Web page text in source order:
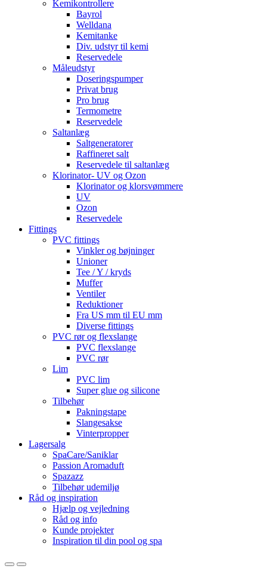
Kemikontrollere
Bayrol
Welldana
Kemitanke
Div. udstyr til kemi
Reservedele
Måleudstyr
Doseringspumper
Privat brug
Pro brug
Termometre
Reservedele
Saltanlæg
Saltgeneratorer
Raffineret salt
Reservedele til saltanlæg
Klorinator- UV og Ozon
Klorinator og klorsvømmere
UV
Ozon
Reservedele
Fittings
PVC fittings
Vinkler og bøjninger
Unioner
Tee / Y / kryds
Muffer
Ventiler
Reduktioner
Fra US mm til EU mm
Diverse fittings
PVC rør og flexslange
PVC flexslange
PVC rør
Lim
PVC lim
Super glue og silicone
Tilbehør
Pakningstape
Slangesakse
Vinterpropper
Lagersalg
SpaCare/Saniklar
Passion Aromaduft
Spazazz
Tilbehør udemiljø
Råd og inspiration
Hjælp og vejledning
Råd og info
Kunde projekter
Inspiration til din pool og spa
OpenClose